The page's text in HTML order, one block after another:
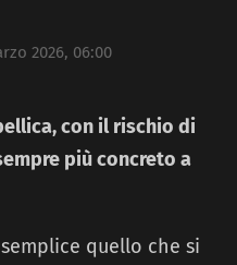
2026, 06:00
con il rischio di
più concreto a
quello che si